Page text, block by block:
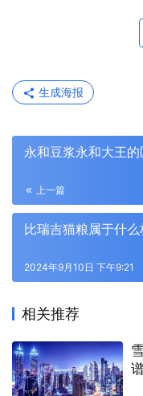
生成海报
永和豆浆永和大王
上一篇
比瑞吉猫粮属于什
2024年9月10日 下午9:21
相关推荐